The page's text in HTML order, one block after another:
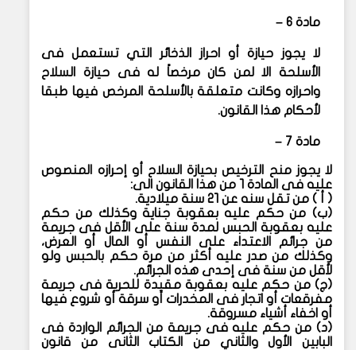
مادة ٦ –
لا يجوز حيازة أو احراز الذخائر التي تستعمل فى
الأسلحة الا لمن كان مرخصاً له فى حيازة السلاح
واحرازه وكانت متعلقة بالأسلحة المرخص فيها طبقا
لأحكام هذا القانون.
مادة ٧ –
لا يجوز منح الترخيص بحيازة السلاح أو إحرازه المنصوص
عليه فى المادة ١ من هذا القانون الى:
(
أ ) من تقل سنه عن ٢١ سنة ميلادية.
(ب) من حكم عليه بعقوبة جناية وكذلك من حكم
عليه بعقوبة الحبس لمدة سنة على الأقل فى جريمة
من جرائم الاعتداء على النفس أو المال أو العرض،
وكذلك من صدر عليه أكثر من مرة حكم بالحبس ولو
لأقل من سنة فى إحدى هذه الجرائم.
(ج) من حكم عليه بعقوبة مقيدة للحرية فى جريمة
مفرقعات أو اتجار فى المخدرات أو سرقة أو شروع فيها
أو اخفاء أشياء مسروقة.
(د) من حكم عليه فى جريمة من الجرائم الواردة فى
البابين الأول والثاني من الكتاب الثانى من قانون